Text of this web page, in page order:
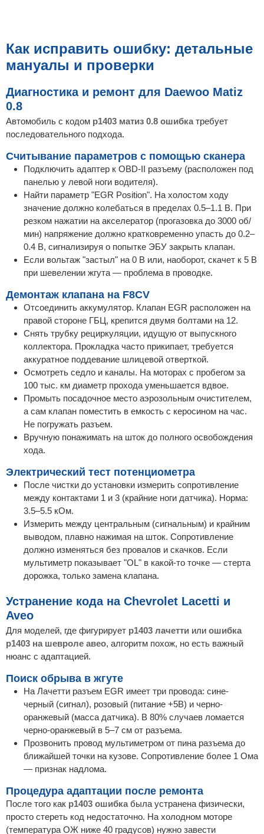
Как исправить ошибку: детальные
мануалы и проверки
Диагностика и ремонт для Daewoo Matiz
0.8
Автомобиль с кодом p1403 матиз 0.8 ошибка требует
последовательного подхода.
Считывание параметров с помощью сканера
Подключить адаптер к OBD-II разъему (расположен под
панелью у левой ноги водителя).
Найти параметр "EGR Position". На холостом ходу
значение должно колебаться в пределах 0.5–1.1 В. При
резком нажатии на акселератор (прогазовка до 3000 об/
мин) напряжение должно кратковременно упасть до 0.2–
0.4 В, сигнализируя о попытке ЭБУ закрыть клапан.
Если вольтаж "застыл" на 0 В или, наоборот, скачет к 5 В
при шевелении жгута — проблема в проводке.
Демонтаж клапана на F8CV
Отсоединить аккумулятор. Клапан EGR расположен на
правой стороне ГБЦ, крепится двумя болтами на 12.
Снять трубку рециркуляции, идущую от выпускного
коллектора. Прокладка часто прикипает, требуется
аккуратное поддевание шлицевой отверткой.
Осмотреть седло и каналы. На моторах с пробегом за
100 тыс. км диаметр прохода уменьшается вдвое.
Промыть посадочное место аэрозольным очистителем,
а сам клапан поместить в емкость с керосином на час.
Не погружать разъем.
Вручную понажимать на шток до полного освобождения
хода.
Электрический тест потенциометра
После чистки до установки измерить сопротивление
между контактами 1 и 3 (крайние ноги датчика). Норма:
3.5–5.5 кОм.
Измерить между центральным (сигнальным) и крайним
выводом, плавно нажимая на шток. Сопротивление
должно изменяться без провалов и скачков. Если
мультиметр показывает "OL" в какой-то точке — стерта
дорожка, только замена клапана.
Устранение кода на Chevrolet Lacetti и
Aveo
Для моделей, где фигурирует p1403 лачетти или ошибка
p1403 на шевроле авео, алгоритм похож, но есть важный
нюанс с адаптацией.
Поиск обрыва в жгуте
На Лачетти разъем EGR имеет три провода: сине-
черный (сигнал), розовый (питание +5В) и черно-
оранжевый (масса датчика). В 80% случаев ломается
черно-оранжевый в 5–7 см от разъема.
Прозвонить провод мультиметром от пина разъема до
ближайшей точки на кузове. Сопротивление более 1 Ома
— признак надлома.
Процедура адаптации после ремонта
После того как p1403 ошибка была устранена физически,
просто стереть код недостаточно. На холодном моторе
(температура ОЖ ниже 40 градусов) нужно завести